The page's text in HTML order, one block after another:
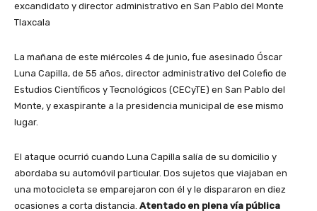
excandidato y director administrativo en San Pablo del Monte
Tlaxcala
La mañana de este miércoles 4 de junio, fue asesinado Óscar
Luna Capilla, de 55 años, director administrativo del Colefio de
Estudios Científicos y Tecnológicos (CECyTE) en San Pablo del
Monte, y exaspirante a la presidencia municipal de ese mismo
lugar.
El ataque ocurrió cuando Luna Capilla salía de su domicilio y
abordaba su automóvil particular. Dos sujetos que viajaban en
una motocicleta se emparejaron con él y le dispararon en diez
ocasiones a corta distancia. Atentado en plena vía pública